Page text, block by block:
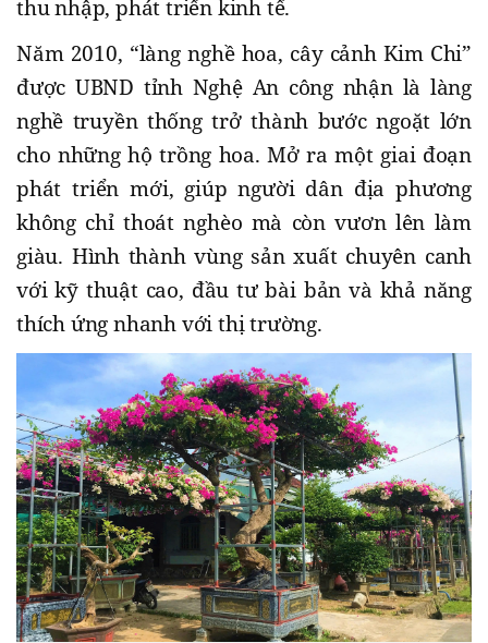
thu nhập, phát triển kinh tế.
Năm 2010, “làng nghề hoa, cây cảnh Kim Chi”
được UBND tỉnh Nghệ An công nhận là làng
nghề truyền thống trở thành bước ngoặt lớn
cho những hộ trồng hoa. Mở ra một giai đoạn
phát triển mới, giúp người dân địa phương
không chỉ thoát nghèo mà còn vươn lên làm
giàu. Hình thành vùng sản xuất chuyên canh
với kỹ thuật cao, đầu tư bài bản và khả năng
thích ứng nhanh với thị trường.